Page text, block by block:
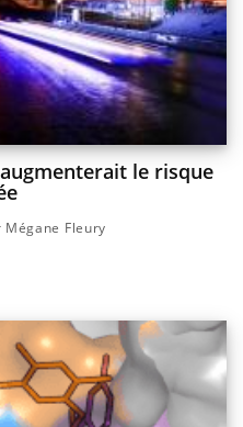
le risque
Mégane Fleury